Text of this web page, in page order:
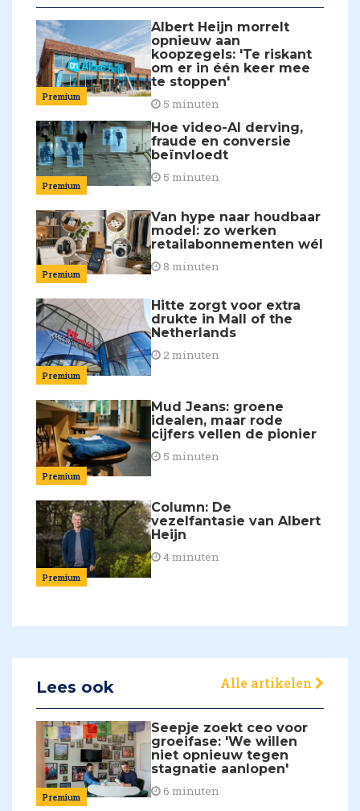
Premium
Albert Heijn morrelt
opnieuw aan
koopzegels: 'Te riskant
om er in één keer mee
te stoppen'
5 minuten
Premium
Hoe video-AI derving,
fraude en conversie
beïnvloedt
5 minuten
Premium
Van hype naar houdbaar
model: zo werken
retailabonnementen wél
8 minuten
Premium
Hitte zorgt voor extra
drukte in Mall of the
Netherlands
2 minuten
Premium
Mud Jeans: groene
idealen, maar rode
cijfers vellen de pionier
5 minuten
Premium
Column: De
vezelfantasie van Albert
Heijn
4 minuten
Lees ook Alle artikelen
Premium
Seepje zoekt ceo voor
groeifase: 'We willen
niet opnieuw tegen
stagnatie aanlopen'
6 minuten